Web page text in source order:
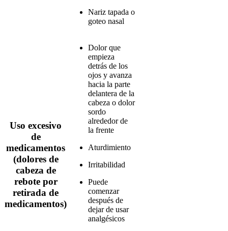
Nariz tapada o
goteo nasal
Uso excesivo
de
medicamentos
(dolores de
cabeza de
rebote por
retirada de
medicamentos)
Dolor que
empieza
detrás de los
ojos y avanza
hacia la parte
delantera de la
cabeza o dolor
sordo
alrededor de
la frente
Aturdimiento
Irritabilidad
Puede
comenzar
después de
dejar de usar
analgésicos